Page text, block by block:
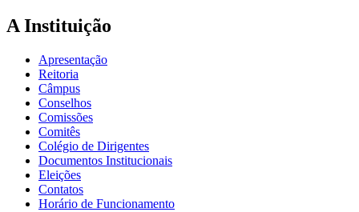
A Instituição
Apresentação
Reitoria
Câmpus
Conselhos
Comissões
Comitês
Colégio de Dirigentes
Documentos Institucionais
Eleições
Contatos
Horário de Funcionamento